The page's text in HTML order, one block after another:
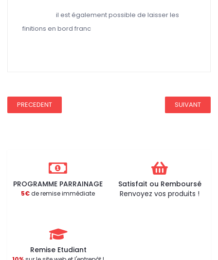
il est également possible de laisser les
finitions en bord franc
PRECEDENT SUIVANT
PROGRAMME PARRAINAGE
5€de remise immédiate
Satisfait ou Remboursé
Renvoyez vos produits !
Remise Etudiant